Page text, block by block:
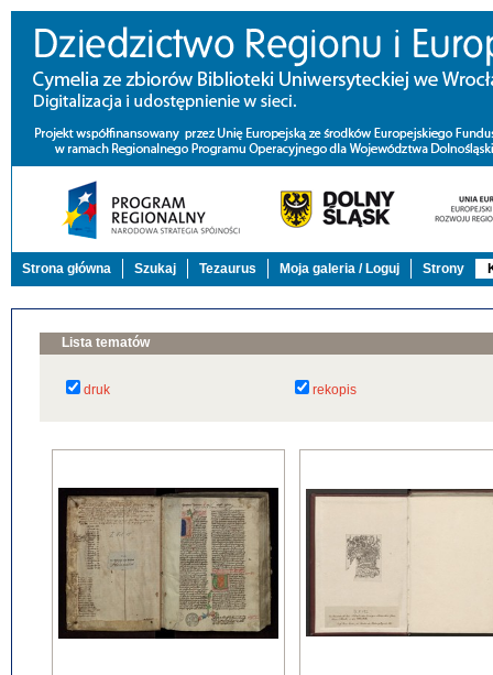
Strona główna Szukaj Tezaurus Moja galeria / Loguj Strony
Lista tematów
druk rekopis